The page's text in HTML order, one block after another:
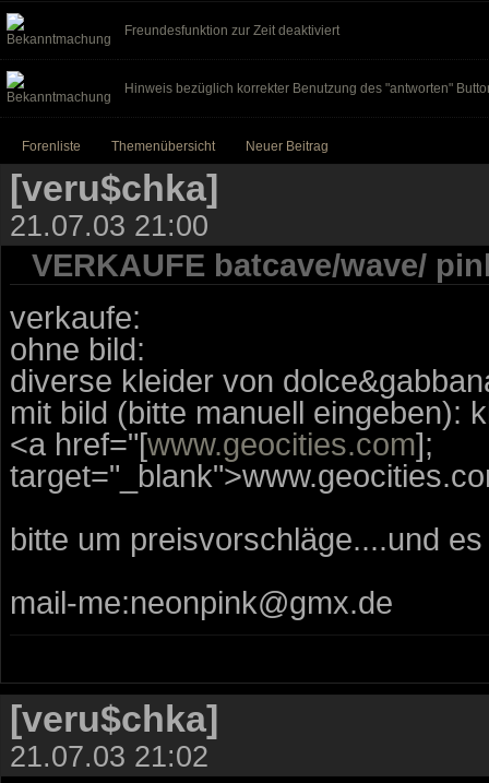
Freundesfunktion zur Zeit deaktiviert
Hinweis bezüglich korrekter Benutzung des "antworten"
Forenliste Themenübersicht Neuer Beitrag
[veru$chka]
21.07.03 21:00
VERKAUFE batcave/wave/
verkaufe:
ohne bild:
diverse kleider von
mit bild (bitte manuell eingeben):
<a href="[www.geocities.com];
bitte um preisvorschläge....und
mail-me:neonpink@gmx.de
[veru$chka]
21.07.03 21:02